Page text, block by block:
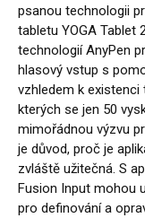
psanou technologii
tabletu YOGA Tablet
technologií AnyPen
hlasový vstup s
vzhledem k existenci
kterých se jen 50
mimořádnou výzvu
je důvod, proč je
zvláště užitečná. S
Fusion Input mohou
pro definování a